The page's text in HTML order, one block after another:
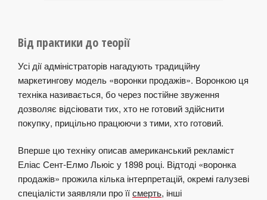
Від практики до теорії
Усі дії адміністраторів нагадують традиційну
маркетингову модель «воронки продажів». Воронкою ця
техніка називається, бо через постійне звуження
дозволяє відсіювати тих, хто не готовий здійснити
покупку, прицільно працюючи з тими, хто готовий.
Вперше цю техніку описав американський рекламіст
Еліас Сент-Елмо Льюіс у 1898 році. Відтоді «воронка
продажів» прожила кілька інтерпретацій, окремі галузеві
спеціалісти заявляли про їїсмерть, інші